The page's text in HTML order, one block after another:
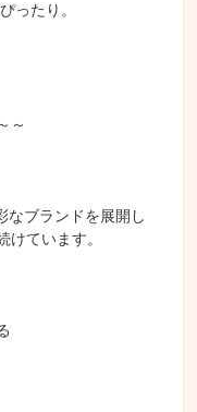
ったり。
～
なブランドを展開し
ています。